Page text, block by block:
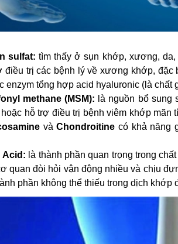
sulfat: tìm thấy ở sụn khớp, xương, da,
điều trị các bệnh lý về xương khớp, đặc
enzym tổng hợp acid hyaluronic (là chất
methane (MSM): là nguồn bổ sung
hỗ trợ điều trị bệnh viêm khớp
vàChondroitine có khả năng
Acid: là thành phần quan trọng trong
quan đòi hỏi vận động nhiều và chịu
phần không thể thiếu trong dịch khớp